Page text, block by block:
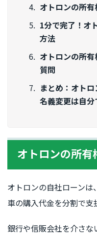
オトロンの所
1分で完了！オ
方法
オトロンの所
質問
まとめ：オト
名義変更は自
オトロンの所有
オトロンの自社ローン
車の購入代金を分割で支
銀行や信販会社を介さ